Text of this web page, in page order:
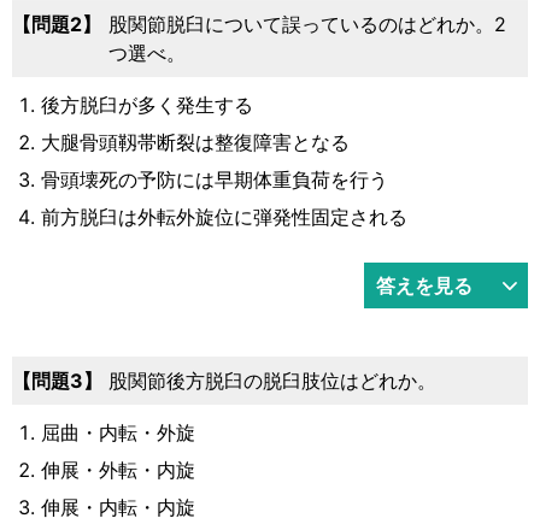
2
股関節脱臼について誤っているのはどれか。2
つ選べ。
後方脱臼が多く発生する
大腿骨頭靱帯断裂は整復障害となる
骨頭壊死の予防には早期体重負荷を行う
前方脱臼は外転外旋位に弾発性固定される
答えを見る
3 股関節後方脱臼の脱臼肢位はどれか。
屈曲・内転・外旋
伸展・外転・内旋
伸展・内転・内旋